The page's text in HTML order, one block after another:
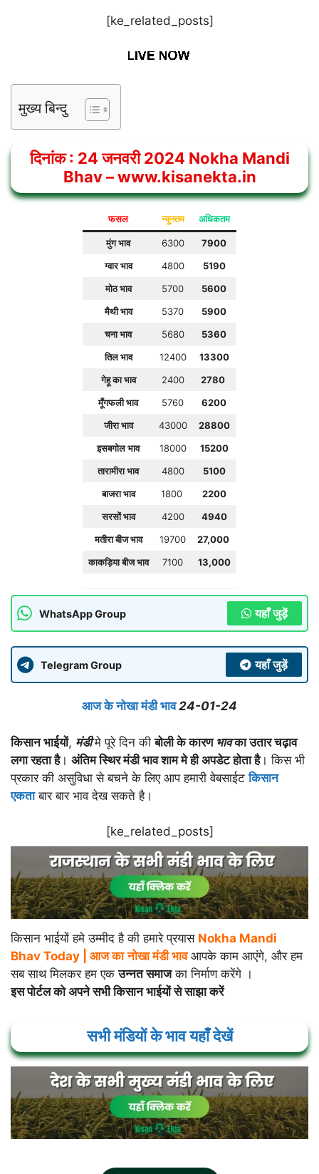
[ke_related_posts]
मुख्य बिन्दु
दिनांक : 24 जनवरी 2024 Nokha Mandi
Bhav – www.kisanekta.in
फसल न्यूनतम अधिकतम
मुंग भाव 6300
7900
ग्वार भाव
4800
5190
मोठ भाव
5700
5600
मैथी भाव
5370
5900
चना भाव
5680
5360
तिल भाव
12400
13300
गेहू का भाव
2400
2780
मूँगफली भाव
5760
6200
जीरा भाव
43000
28800
इसबगोल भाव
18000
15200
तारामीरा भाव
4800
5100
बाजरा भाव
1800
2200
सरसों भाव
4200
4940
मतीरा बीज भाव
19700
27,000
काकड़िया बीज भाव
7100 13,000
WhatsApp Group यहाँ जुड़ें
Telegram Group यहाँ जुड़ें
आज के नोखा मंडी भाव 24-01-24
किसान भाईयों, मंडीमे पूरे दिन कीबोली के कारण भावका उतार चढ़ाव
लगा रहता है। अंतिम स्थिर मंडी भाव शाम मे ही अपडेट होता है। किस भी
प्रकार की असुविधा से बचने के लिए आप हमारी वेबसाईटकिसान
एकताबार बार भाव देख सकते है।
[ke_related_posts]
किसान भाईयों हमे उम्मीद है की हमारे प्रयास Nokha Mandi
Bhav Today | आज का नोखामंडी भावआपके काम आएंगे, और हम
सब साथ मिलकर हम एकउन्नत समाजका निर्माण करेंगे ।
इस पोर्टल को अपने सभी किसान भाईयों से साझा करें
सभी मंडियों के भाव यहाँ देखें